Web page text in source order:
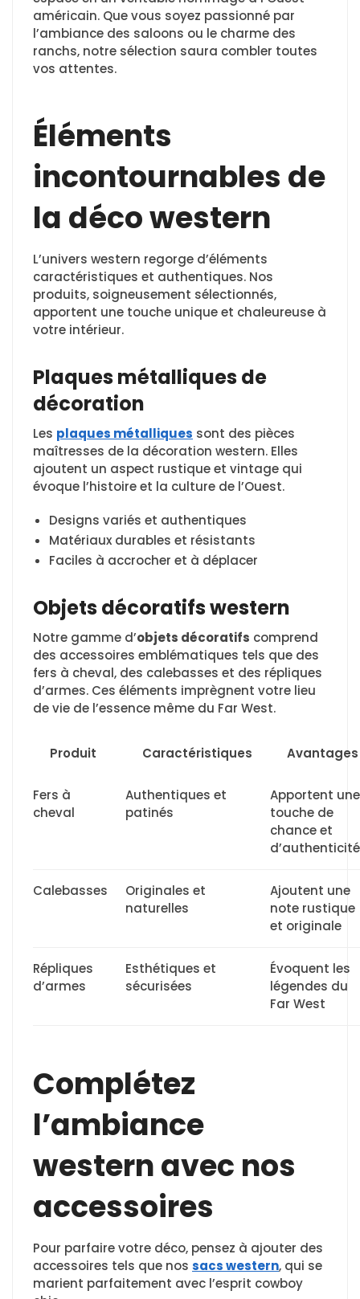
américain. Que vous soyez passionné par
l’ambiance des saloons ou le charme des
ranchs, notre sélection saura combler toutes
vos attentes.
Éléments
incontournables de
la déco western
L’univers western regorge d’éléments
caractéristiques et authentiques. Nos
produits, soigneusement sélectionnés,
apportent une touche unique et chaleureuse à
votre intérieur.
Plaques métalliques de
décoration
Les plaques métalliques sont des pièces
maîtresses de la décoration western. Elles
ajoutent un aspect rustique et vintage qui
évoque l’histoire et la culture de l’Ouest.
Designs variés et authentiques
Matériaux durables et résistants
Faciles à accrocher et à déplacer
Objets décoratifs western
Notre gamme d’objets décoratifs comprend
des accessoires emblématiques tels que des
fers à cheval, des calebasses et des répliques
d’armes. Ces éléments imprègnent votre lieu
de vie de l’essence même du Far West.
Produit Caractéristiques Avantages
Fers à
cheval
Authentiques et
patinés
Apportent une
touche de
chance et
d’authenticité
Calebasses
Originales et
naturelles
Ajoutent une
note rustique
et originale
Répliques
d’armes
Esthétiques et
sécurisées
Évoquent les
légendes du
Far West
Complétez
l’ambiance
western avec nos
accessoires
Pour parfaire votre déco, pensez à ajouter des
accessoires tels que nos sacs western, qui se
marient parfaitement avec l’esprit cowboy